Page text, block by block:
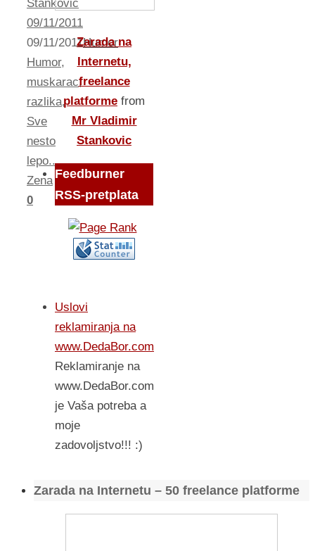
Stankovic
09/11/2011
09/11/2011Humor
Humor,
muskarac,
razlika,
Sve
nesto
lepo...,
Zena
0
Zarada na
Internetu,
freelance
platforme from
Mr Vladimir
Stankovic
Feedburner
RSS-pretplata
Uslovi
reklamiranja na
www.DedaBor.com
Reklamiranje na
www.DedaBor.com
je Vaša potreba a
moje
zadovoljstvo!!! :)
Zarada na Internetu – 50 freelance platforme